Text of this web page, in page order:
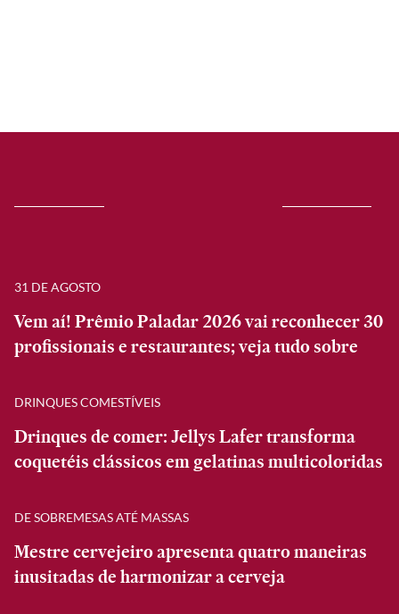
31 DE AGOSTO
Vem aí! Prêmio Paladar 2026 vai reconhecer 30
profissionais e restaurantes; veja tudo sobre
DRINQUES COMESTÍVEIS
Drinques de comer: Jellys Lafer transforma
coquetéis clássicos em gelatinas multicoloridas
DE SOBREMESAS ATÉ MASSAS
Mestre cervejeiro apresenta quatro maneiras
inusitadas de harmonizar a cerveja